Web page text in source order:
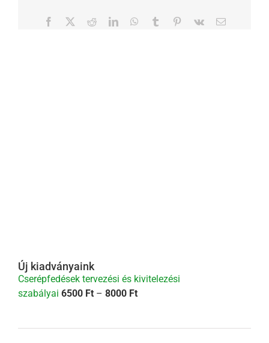
Facebook RedditLinkedInWhatsApp
Tumblr Pinterest
Vk Email:
Új kiadványaink
Cserépfedések tervezési és kivitelezési
szabályai 6500 Ft – 8000 FtÁrtartomány: